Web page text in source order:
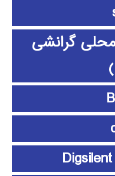
گرانشی